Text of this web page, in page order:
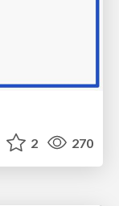
2 270